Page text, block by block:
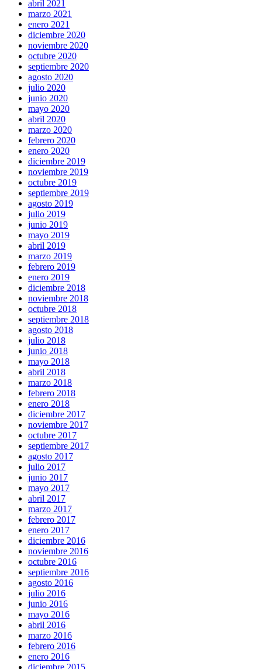
abril 2021
marzo 2021
enero 2021
diciembre 2020
noviembre 2020
octubre 2020
septiembre 2020
agosto 2020
julio 2020
junio 2020
mayo 2020
abril 2020
marzo 2020
febrero 2020
enero 2020
diciembre 2019
noviembre 2019
octubre 2019
septiembre 2019
agosto 2019
julio 2019
junio 2019
mayo 2019
abril 2019
marzo 2019
febrero 2019
enero 2019
diciembre 2018
noviembre 2018
octubre 2018
septiembre 2018
agosto 2018
julio 2018
junio 2018
mayo 2018
abril 2018
marzo 2018
febrero 2018
enero 2018
diciembre 2017
noviembre 2017
octubre 2017
septiembre 2017
agosto 2017
julio 2017
junio 2017
mayo 2017
abril 2017
marzo 2017
febrero 2017
enero 2017
diciembre 2016
noviembre 2016
octubre 2016
septiembre 2016
agosto 2016
julio 2016
junio 2016
mayo 2016
abril 2016
marzo 2016
febrero 2016
enero 2016
diciembre 2015